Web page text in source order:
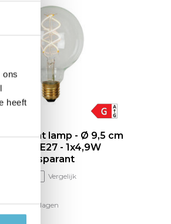
ons
heeft
Filament lamp - Ø 9,5 cm
Dimb. - E27 - 1x4,9W
- Transparant
Vergelijk
3-5 werkdagen